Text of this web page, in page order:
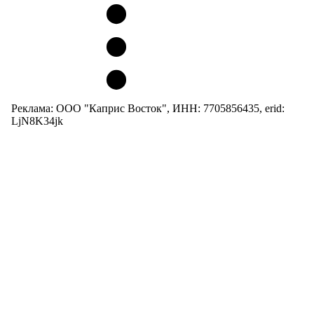
Реклама: ООО "Каприс Восток", ИНН: 7705856435, erid:
LjN8K34jk